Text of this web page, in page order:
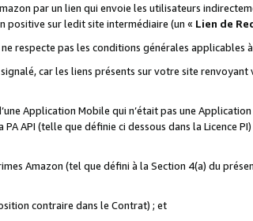
par un lien qui envoie les utilisateurs
positive sur ledit site intermédiaire (un « Lien de
respecte pas les conditions générales applicables
car les liens présents sur votre site
Application Mobile qui n’était pas une
API (telle que définie ci dessous dans la Licence
Amazon (tel que défini à la Section 4(a) du
contraire dans le Contrat) ; et